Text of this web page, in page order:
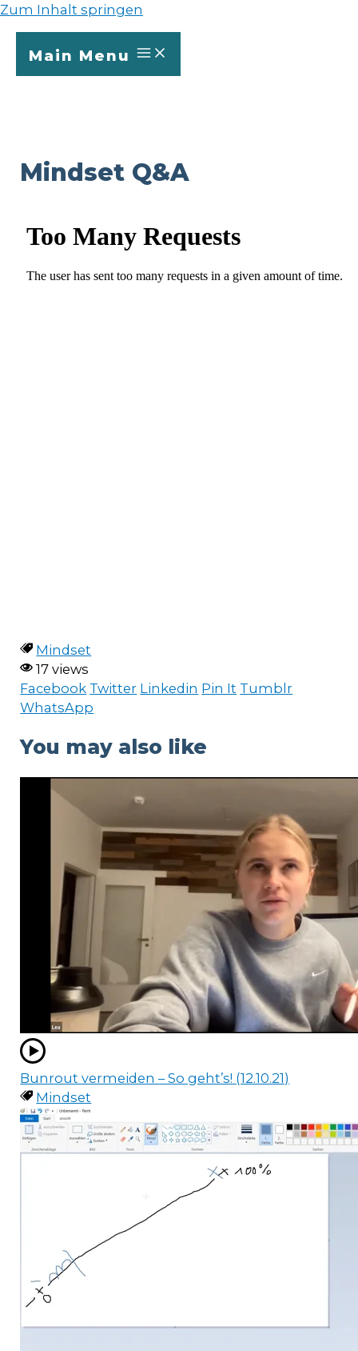
Zum Inhalt springen
Main Menu
Mindset Q&A
Mindset
17 views
Facebook Twitter Linkedin Pin It Tumblr
WhatsApp
You may also like
Bunrout vermeiden – So geht’s! (12.10.21)
Mindset